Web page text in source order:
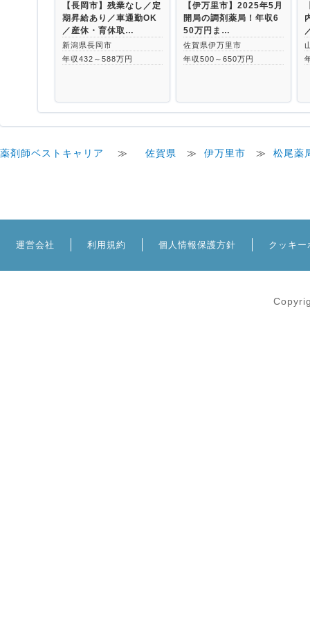
【長岡市】残業なし／定
期昇給あり／車通勤OK
／産休・育休取…
新潟県長岡市
年収432～588万円
【伊万里市】2025年5月
開局の調剤薬局！年収6
50万円ま…
佐賀県伊万里市
年収500～650万円
薬剤師ベストキャリア ≫ 佐賀県 ≫ 伊万里市 ≫ 松尾薬
運営会社 利用規約 個人情報保護方針 クッキー